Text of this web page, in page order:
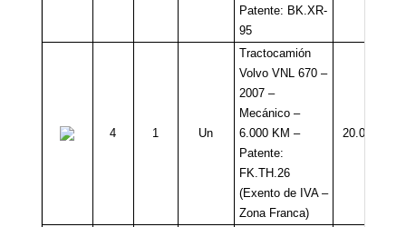
Patente: BK.XR-
95
4 1 Un
Tractocamión
Volvo VNL 670 –
2007 –
Mecánico –
6.000 KM –
Patente:
FK.TH.26
(Exento de IVA –
Zona Franca)
20.000